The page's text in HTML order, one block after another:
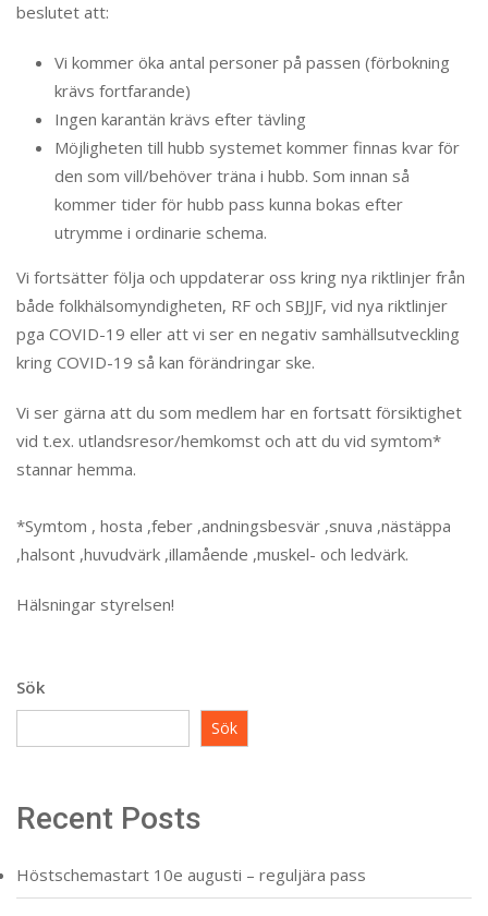
beslutet att:
Vi kommer öka antal personer på passen (förbokning
krävs fortfarande)
Ingen karantän krävs efter tävling
Möjligheten till hubb systemet kommer finnas kvar för
den som vill/behöver träna i hubb. Som innan så
kommer tider för hubb pass kunna bokas efter
utrymme i ordinarie schema.
Vi fortsätter följa och uppdaterar oss kring nya riktlinjer från
både folkhälsomyndigheten, RF och SBJJF, vid nya riktlinjer
pga COVID-19 eller att vi ser en negativ samhällsutveckling
kring COVID-19 så kan förändringar ske.
Vi ser gärna att du som medlem har en fortsatt försiktighet
vid t.ex. utlandsresor/hemkomst och att du vid symtom*
stannar hemma.
*Symtom , hosta ,feber ,andningsbesvär ,snuva ,nästäppa
,halsont ,huvudvärk ,illamående ,muskel- och ledvärk.
Hälsningar styrelsen!
Sök
Sök
Recent Posts
Höstschemastart 10e augusti – reguljära pass